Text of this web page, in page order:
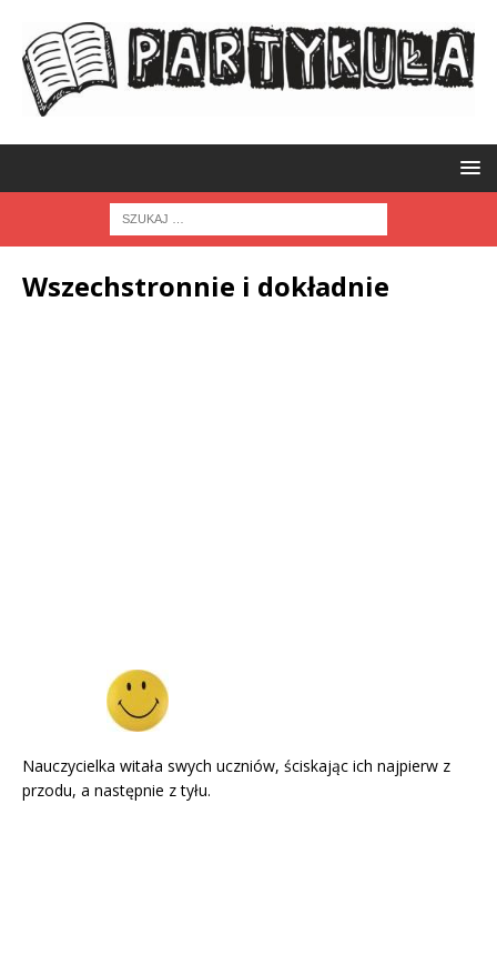
Wszechstronnie i dokładnie
Nauczycielka witała swych uczniów, ściskając ich najpierw z
przodu, a następnie z tyłu.